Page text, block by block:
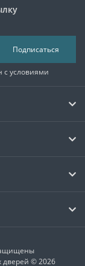
Подписаться
с условиями
дверей © 2026